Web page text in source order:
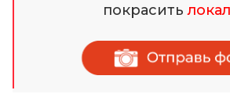
покрасить